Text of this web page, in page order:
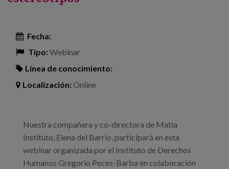
Fecha:
Tipo:Webinar
Línea de conocimiento:
Localización:Online
Nuestra compañera y co-directora de Matia
Instituto, Elena del Barrio, participará en esta
webinar organizada por el Instituto de Derechos
Humanos Gregorio Peces-Barba en colaboración